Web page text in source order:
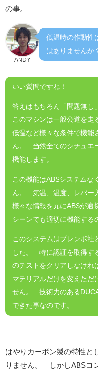
の事。
ANDY
低温時の作動性
はありませんか
いい質問ですね！
答えはもちろん「問題無し
このマシンは一般公道を走
低温など様々な条件で機能
ん。 当然全てのシチュエ
機能します。
この機能はABSシステムな
ん。 気温、温度、レバー
様々な情報を元にABSが適
シーンでも適切に機能す
このシステムはブレンボ社
した。 特に認証を取得す
のテストをクリアしなけ
マテリアルだけを変えただ
せん。 技術力のある
できた事なのです。
はやりカーボン製の特性と
りません。 しかしABSコ